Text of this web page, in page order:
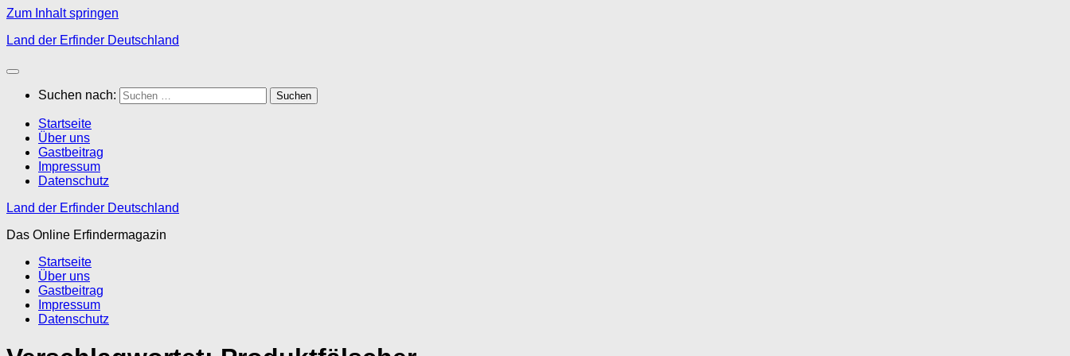
Zum Inhalt springen
Land der Erfinder Deutschland
Suchen nach:
Startseite
Über uns
Gastbeitrag
Impressum
Datenschutz
Land der Erfinder Deutschland
Das Online Erfindermagazin
Startseite
Über uns
Gastbeitrag
Impressum
Datenschutz